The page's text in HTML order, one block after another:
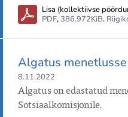
Lisa (kollektiivse
PDF, 386.972KiB.
Algatus
8.11.2022
Algatus on edastatud
Sotsiaalkomisjonile.